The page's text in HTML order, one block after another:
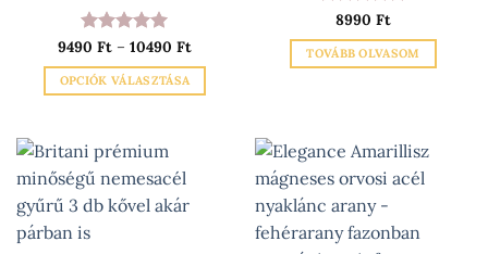
Értékelés:5
/ 5
9490 Ft – 10490 FtÁrtartomány:
-
OPCIÓK VÁLASZTÁSA
terméknek
több
variációja
Értékelés:
/ 5
8990 Ft
TOVÁBB OLVASOM